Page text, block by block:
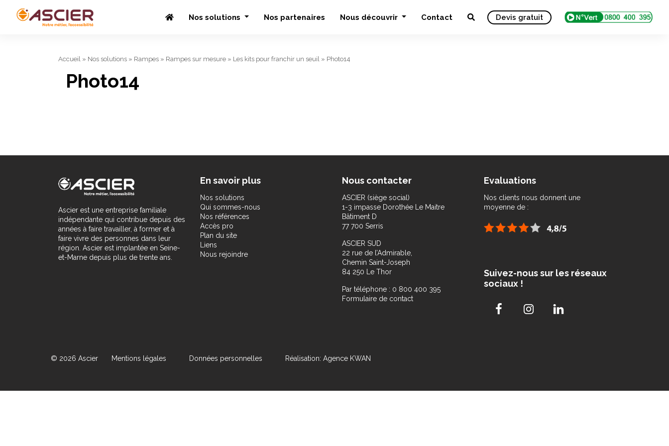
Nos solutions Nos partenaires Nous découvrir Contact Devis gratuit
Accueil » Nos solutions » Rampes » Rampes sur mesure » Les kits pour franchir un seuil » Photo14
Photo14
Ascier est une entreprise familiale
indépendante qui contribue depuis des
années à faire travailler, à former et à
faire vivre des personnes dans leur
région. Ascier est implantée en Seine-
et-Marne depuis plus de trente ans.
En savoir plus
Nos solutions
Qui sommes-nous
Nos références
Accès pro
Plan du site
Liens
Nous rejoindre
Nous contacter
ASCIER (siège social)
1-3 impasse Dorothée Le Maitre
Bâtiment D
77 700 Serris
ASCIER SUD
22 rue de l’Admirable,
Chemin Saint-Joseph
84 250 Le Thor
Par téléphone : 0 800 400 395
Formulaire de contact
Evaluations
Nos clients nous donnent une
moyenne de :
Suivez-nous sur les réseaux
sociaux !
© 2026 Ascier Mentions légales Données personnelles Réalisation: Agence KWAN